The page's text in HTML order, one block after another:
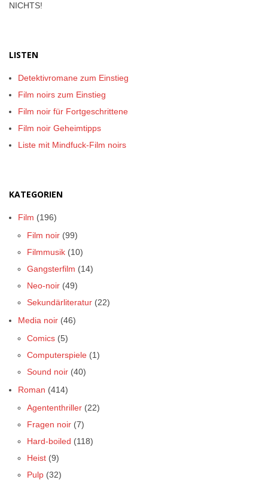
NICHTS!
LISTEN
Detektivromane zum Einstieg
Film noirs zum Einstieg
Film noir für Fortgeschrittene
Film noir Geheimtipps
Liste mit Mindfuck-Film noirs
KATEGORIEN
Film (196)
Film noir (99)
Filmmusik (10)
Gangsterfilm (14)
Neo-noir (49)
Sekundärliteratur (22)
Media noir (46)
Comics (5)
Computerspiele (1)
Sound noir (40)
Roman (414)
Agententhriller (22)
Fragen noir (7)
Hard-boiled (118)
Heist (9)
Pulp (32)